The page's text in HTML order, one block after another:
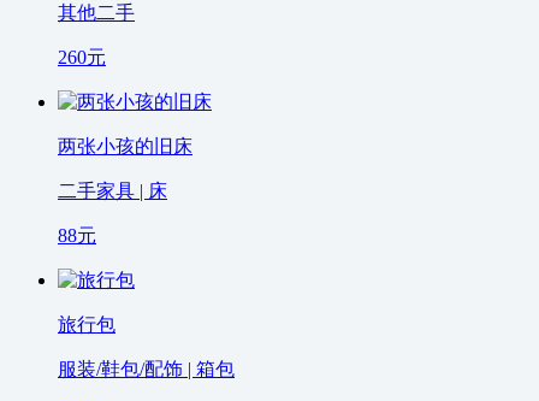
其他二手
260元
两张小孩的旧床
二手家具 | 床
88元
旅行包
服装/鞋包/配饰 | 箱包